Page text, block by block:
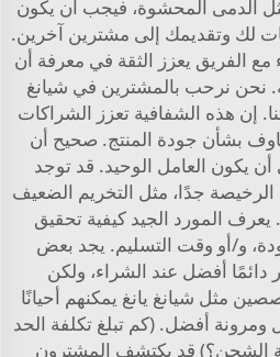
مثل الدمى المحشوة، فيجب أن يكون
لك وتقديمك إلى مشترين آخرين.
مع الفريق يعزز الثقة في معرفة أن
نحن نرحب بالمشترين في شيانغ
إن هذه الشفافية تعزز الشراكات
بشأن جودة المنتج. صحيح أن
أن يكون العامل الوحيد. قد توجد
جدًا، مثل التخريم الضعيف
يعرف المورد الجيد كيفية تحقيق
و/أو وقت التسليم. يجد بعض
دائمًا أفضل عند الشراء، ولكن
مثل شيانغ يانغ يمكنهم أحيانًا
ومرونة أفضل. (كم تبلغ تكلفة الحد
الشحن؟) قد يكتشف المشترون